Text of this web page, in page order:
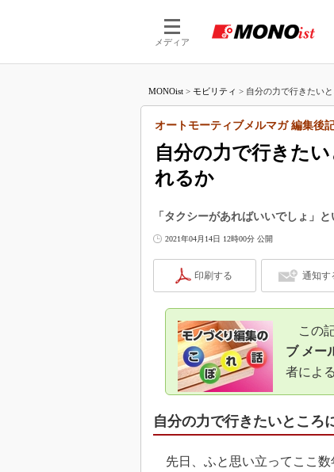
メディア
つながる
つながる
MONOist > モビリティ > 自分の力で行きたい
自分の力で行きた
れるか
オートモーティブメルマガ 編集後
「タクシーがあればいいでしょ」
2021年04月14日 12時00分 公開
印刷する 通知す
この記
ブ メー
者によ
自分の力で行きたいところ
先日、ふと思い立ってここ数